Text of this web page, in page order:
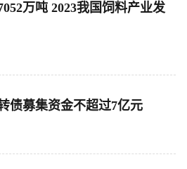
万吨 2023我国饲料产业发
债募集资金不超过7亿元